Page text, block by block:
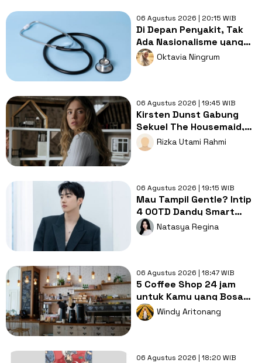
06 Agustus 2026 | 20:15 WIB
Di Depan Penyakit, Tak
Ada Nasionalisme yang
Lebih Penting dari
Kesembuhan
Oktavia Ningrum
06 Agustus 2026 | 19:45 WIB
Kirsten Dunst Gabung
Sekuel The Housemaid,
Intip Sinopsis dan Jadwal
Tayang
Rizka Utami Rahmi
06 Agustus 2026 | 19:15 WIB
Mau Tampil Gentle? Intip
4 OOTD Dandy Smart
Casual ala Kang Hoon
Natasya Regina
06 Agustus 2026 | 18:47 WIB
5 Coffee Shop 24 jam
untuk Kamu yang Bosan
Nugas di Kos
Windy Aritonang
06 Agustus 2026 | 18:20 WIB